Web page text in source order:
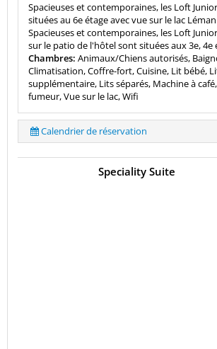
Spacieuses et contemporaines, les Loft
situées au 6e étage avec vue sur le lac
Spacieuses et contemporaines, les Loft
sur le patio de l'hôtel sont situées aux 3e, 4e
Chambres: Animaux/Chiens autorisés,
Climatisation, Coffre-fort, Cuisine, Lit bébé,
supplémentaire, Lits séparés, Machine à
fumeur, Vue sur le lac, Wifi
Calendrier de réservation
Speciality Suite